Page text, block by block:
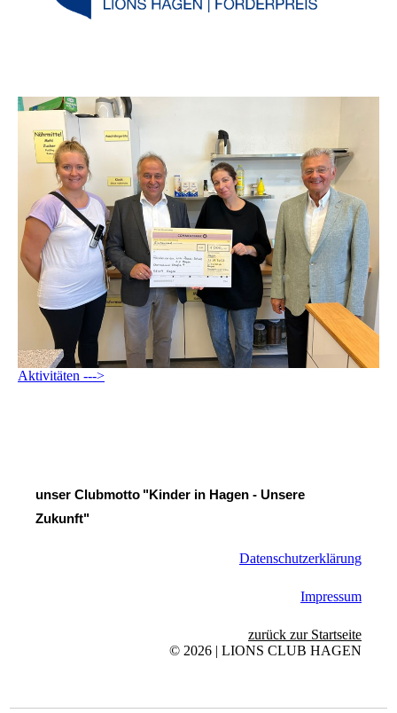
Aktivitäten --->
unser Clubmotto "Kinder in Hagen - Unsere
Zukunft"
Datenschutzerklärung
Impressum
zurück zur Startseite
© 2026 | LIONS CLUB HAGEN